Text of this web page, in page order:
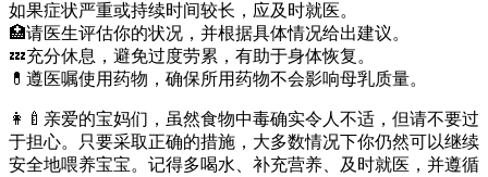
如果症状严重或持续时间较长，应及时就医。
🏥请医生评估你的状况，并根据具体情况给出建议。
💤充分休息，避免过度劳累，有助于身体恢复。
💊遵医嘱使用药物，确保所用药物不会影响母乳质量。
👩‍🍼亲爱的宝妈们，虽然食物中毒确实令人不适，但请不要过
于担心。只要采取正确的措施，大多数情况下你仍然可以继续
安全地喂养宝宝。记得多喝水、补充营养、及时就医，并遵循